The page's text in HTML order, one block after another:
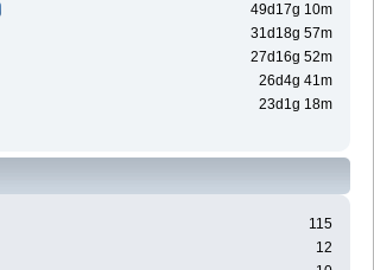
49d17g 10m
31d18g 57m
27d16g 52m
26d4g 41m
23d1g 18m
115
12